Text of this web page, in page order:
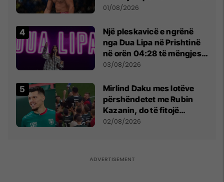
anti-shqiptare nga
01/08/2026
Një pleskavicë e ngrënë
nga Dua Lipa në Prishtinë
në orën 04:28 të mëngjesit
- dhe bota digjitale serbe
03/08/2026
Mirlind Daku mes lotëve
përshëndetet me Rubin
Kazanin, do të fitojë
miliona te Spartak Moska
02/08/2026